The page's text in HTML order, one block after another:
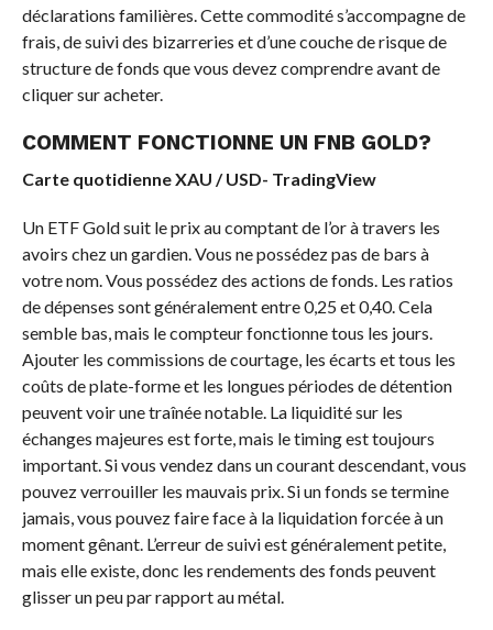
déclarations familières. Cette commodité s’accompagne de
frais, de suivi des bizarreries et d’une couche de risque de
structure de fonds que vous devez comprendre avant de
cliquer sur acheter.
COMMENT FONCTIONNE UN FNB GOLD?
Carte quotidienne XAU / USD- TradingView
Un ETF Gold suit le prix au comptant de l’or à travers les
avoirs chez un gardien. Vous ne possédez pas de bars à
votre nom. Vous possédez des actions de fonds. Les ratios
de dépenses sont généralement entre 0,25 et 0,40. Cela
semble bas, mais le compteur fonctionne tous les jours.
Ajouter les commissions de courtage, les écarts et tous les
coûts de plate-forme et les longues périodes de détention
peuvent voir une traînée notable. La liquidité sur les
échanges majeures est forte, mais le timing est toujours
important. Si vous vendez dans un courant descendant, vous
pouvez verrouiller les mauvais prix. Si un fonds se termine
jamais, vous pouvez faire face à la liquidation forcée à un
moment gênant. L’erreur de suivi est généralement petite,
mais elle existe, donc les rendements des fonds peuvent
glisser un peu par rapport au métal.